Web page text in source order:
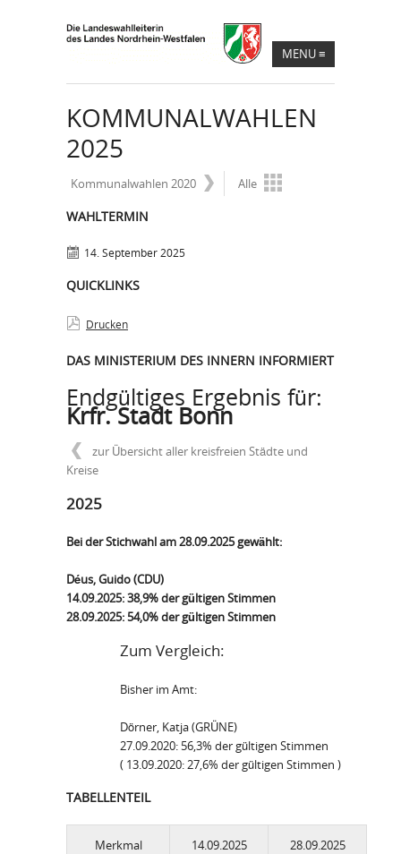
MENU≡
KOMMUNALWAHLEN
2025
Kommunalwahlen 2020 Alle
WAHLTERMIN
14. September 2025
QUICKLINKS
Drucken
DAS MINISTERIUM DES INNERN INFORMIERT
Endgültiges Ergebnis für:
Krfr. Stadt Bonn
zur Übersicht aller kreisfreien Städte und
Kreise
2025
Bei der Stichwahl am 28.09.2025 gewählt:
Déus, Guido (CDU)
14.09.2025: 38,9% der gültigen Stimmen
28.09.2025: 54,0% der gültigen Stimmen
Zum Vergleich:
Bisher im Amt:
Dörner, Katja (GRÜNE)
27.09.2020: 56,3% der gültigen Stimmen
( 13.09.2020: 27,6% der gültigen Stimmen )
TABELLENTEIL
Merkmal 14.09.2025 28.09.2025